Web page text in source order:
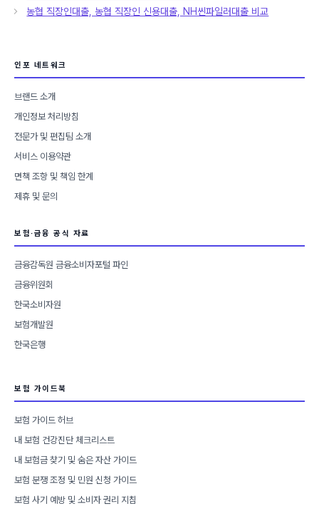
리
농협 직장인대출, 농협 직장인 신용대출, NH씬파일러대출 비교
인포 네트워크
브랜드 소개
개인정보 처리방침
전문가 및 편집팀 소개
서비스 이용약관
면책 조항 및 책임 한계
제휴 및 문의
보험·금융 공식 자료
금융감독원 금융소비자포털 파인
금융위원회
한국소비자원
보험개발원
한국은행
보험 가이드북
보험 가이드 허브
내 보험 건강진단 체크리스트
내 보험금 찾기 및 숨은 자산 가이드
보험 분쟁 조정 및 민원 신청 가이드
보험 사기 예방 및 소비자 권리 지침